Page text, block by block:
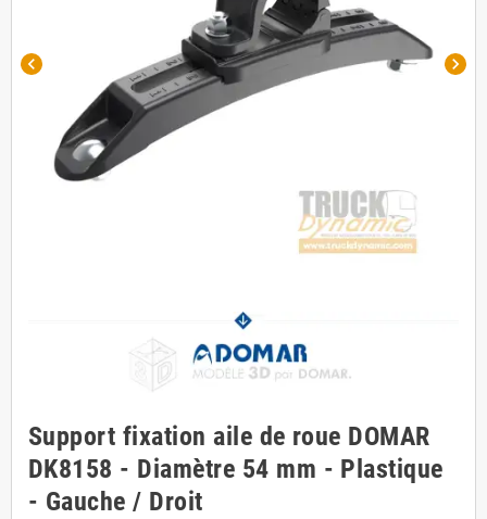
chevron_left chevron_right
Support fixation aile de roue DOMAR
DK8158 - Diamètre 54 mm - Plastique
- Gauche / Droit